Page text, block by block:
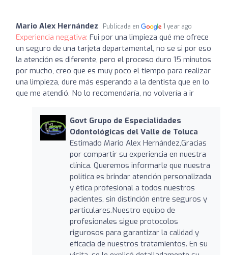
Mario Alex Hernández Publicada en 1 year ago
Experiencia negativa: Fui por una limpieza qué me ofrece
un seguro de una tarjeta departamental, no se si por eso
la atención es diferente, pero el proceso duro 15 minutos
por mucho, creo que es muy poco el tiempo para realizar
una limpieza, dure más esperando a la dentista que en lo
que me atendió. No lo recomendaría, no volvería a ir
Govt Grupo de Especialidades
Odontológicas del Valle de Toluca
Estimado Mario Alex Hernández,Gracias
por compartir su experiencia en nuestra
clínica. Queremos informarle que nuestra
política es brindar atención personalizada
y ética profesional a todos nuestros
pacientes, sin distinción entre seguros y
particulares.Nuestro equipo de
profesionales sigue protocolos
rigurosos para garantizar la calidad y
eficacia de nuestros tratamientos. En su